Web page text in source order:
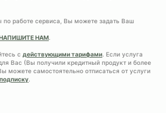
по работе сервиса, Вы можете задать Ваш
НАМ.
с действующими тарифами. Если услуга
Вас (Вы получили кредитный продукт и более
можете самостоятельно отписаться от услуги
.